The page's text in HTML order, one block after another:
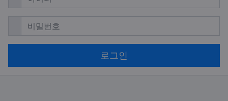
비밀번호필수
로그인